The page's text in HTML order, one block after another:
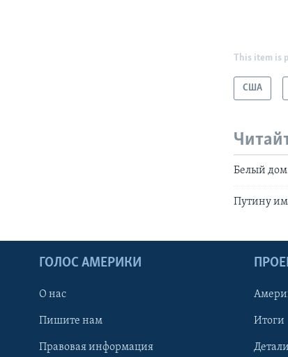
This item is
США
Белый
Путину
ГОЛОС АМЕРИКИ
О нас
Пишите нам
Правовая информация
Итоги
Детали